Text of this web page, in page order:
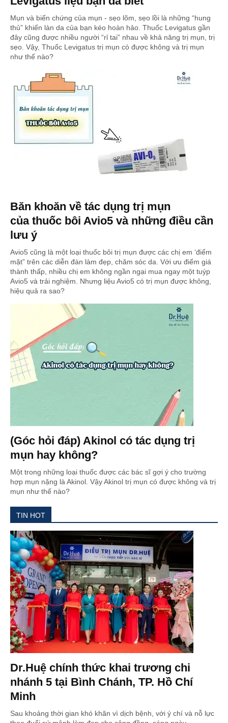
Mụn và biến chứng của mụn - sẹo lõm, sẹo lồi là những “hung
thủ” khiến làn da của bạn kéo hoàn hảo. Thuốc Levigatus gần
đây cũng được nhiều người “rỉ tai” nhau về khả năng trị mụn, trị
sẹo. Vậy, Thuốc Levigatus trị mụn có được không và trị mụn
như thế nào?
Băn khoăn về tác dụng trị mụn
của thuốc bôi Avio5 và những điều cần
lưu ý
Avio5 cũng là một loại thuốc bôi trị mụn được các chị em ‘điểm
mặt” trên các diễn đàn làm đẹp, chăm sóc da. Với ưu điểm giá
thành thấp, nhiều chị em không ngần ngại mua ngay một tuýp
Avio5 và trải nghiệm. Nhưng liệu Avio5 có trị mụn được không,
hiệu quả ra sao?
(Góc hỏi đáp) Akinol có tác dụng trị
mụn hay không?
Một trong những loại thuốc được các bác sĩ gợi ý cho trường
hợp mụn nặng là Akinol. Vậy Akinol trị mụn có được không và trị
mụn như thế nào?
TIN HOT
Dr.Huệ chính thức khai trương chi
nhánh 5 tại Bình Chánh, TP. Hồ Chí
Minh
Sau khoảng thời gian khó khăn vì dịch bệnh, với ý chí và nỗ lực